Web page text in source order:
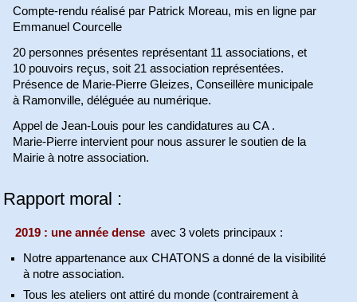
Compte-rendu réalisé par Patrick Moreau, mis en ligne par
Emmanuel Courcelle
20 personnes présentes représentant 11 associations, et
10 pouvoirs reçus, soit 21 association représentées.
Présence de Marie-Pierre Gleizes, Conseillère municipale
à Ramonville, déléguée au numérique.
Appel de Jean-Louis pour les candidatures au CA .
Marie-Pierre intervient pour nous assurer le soutien de la
Mairie à notre association.
Rapport moral :
2019 : une année dense avec 3 volets principaux :
Notre appartenance aux CHATONS a donné de la visibilité
à notre association.
Tous les ateliers ont attiré du monde (contrairement à